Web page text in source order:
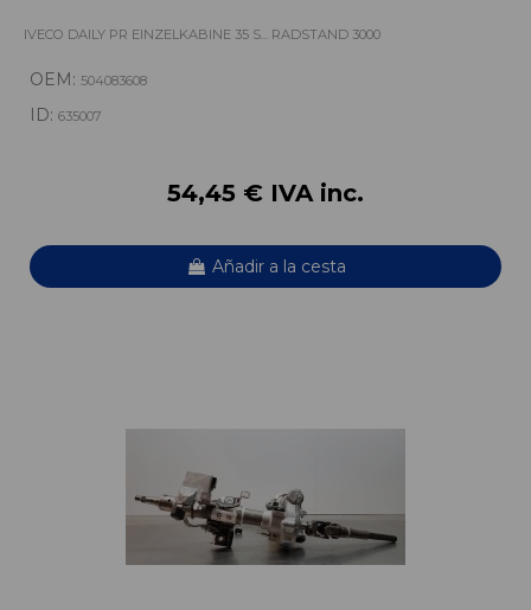
IVECO DAILY PR EINZELKABINE 35 S... RADSTAND 3000
OEM: 504083608
ID: 635007
54,45 € IVA inc.
Añadir a la cesta